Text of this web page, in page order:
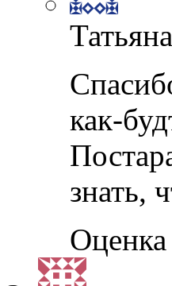
Татьяна
как-
знать,
Оценка